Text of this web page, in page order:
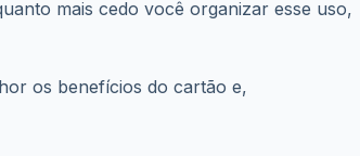
mais cedo você organizar esse uso,
os benefícios do cartão e,